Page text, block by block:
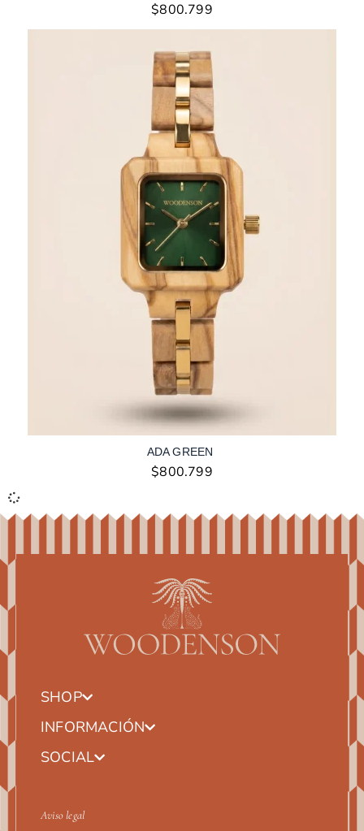
$800.799
ADA GREEN
$800.799
SHOP
INFORMACIÓN
SOCIAL
Aviso legal